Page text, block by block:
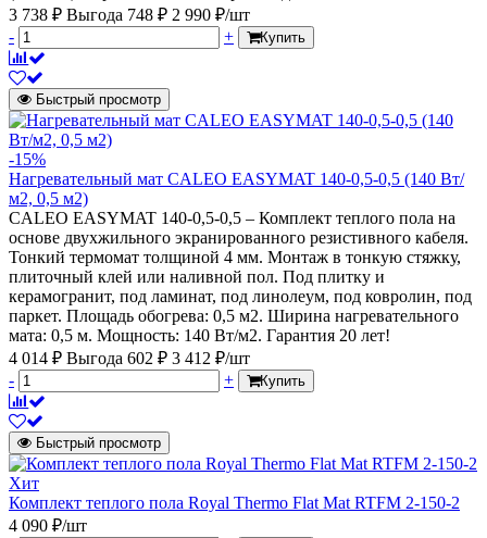
3 738 ₽ Выгода 748 ₽ 2 990 ₽/шт
-
+ Купить
Быстрый просмотр
-15%
Нагревательный мат CALEO EASYMAT 140-0,5-0,5 (140 Вт/
м2, 0,5 м2)
CALEO EASYMAT 140-0,5-0,5 – Комплект теплого пола на
основе двухжильного экранированного резистивного кабеля.
Тонкий термомат толщиной 4 мм. Монтаж в тонкую стяжку,
плиточный клей или наливной пол. Под плитку и
керамогранит, под ламинат, под линолеум, под ковролин, под
паркет. Площадь обогрева: 0,5 м2. Ширина нагревательного
мата: 0,5 м. Мощность: 140 Вт/м2. Гарантия 20 лет!
4 014 ₽ Выгода 602 ₽ 3 412 ₽/шт
-
+ Купить
Быстрый просмотр
Хит
Комплект теплого пола Royal Thermo Flat Mat RTFM 2-150-2
4 090 ₽/шт